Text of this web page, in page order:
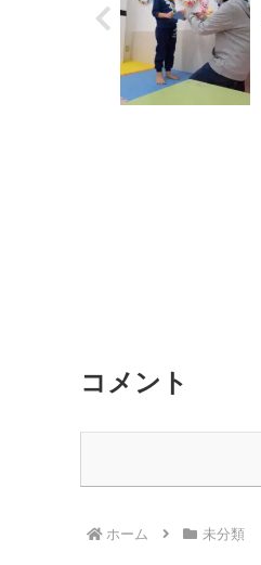
コメント
ホーム 未分類